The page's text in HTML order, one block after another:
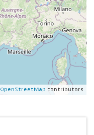
OpenStreetMap contributors